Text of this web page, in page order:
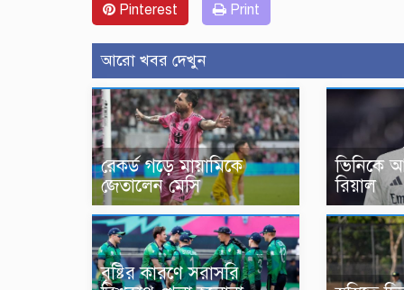
Pinterest Print
আরো খবর দেখুন
রেকর্ড গড়ে মায়ামিকে
জেতালেন মেসি
ভিনিকে
রিয়াল
বৃষ্টির কারণে সরাসরি